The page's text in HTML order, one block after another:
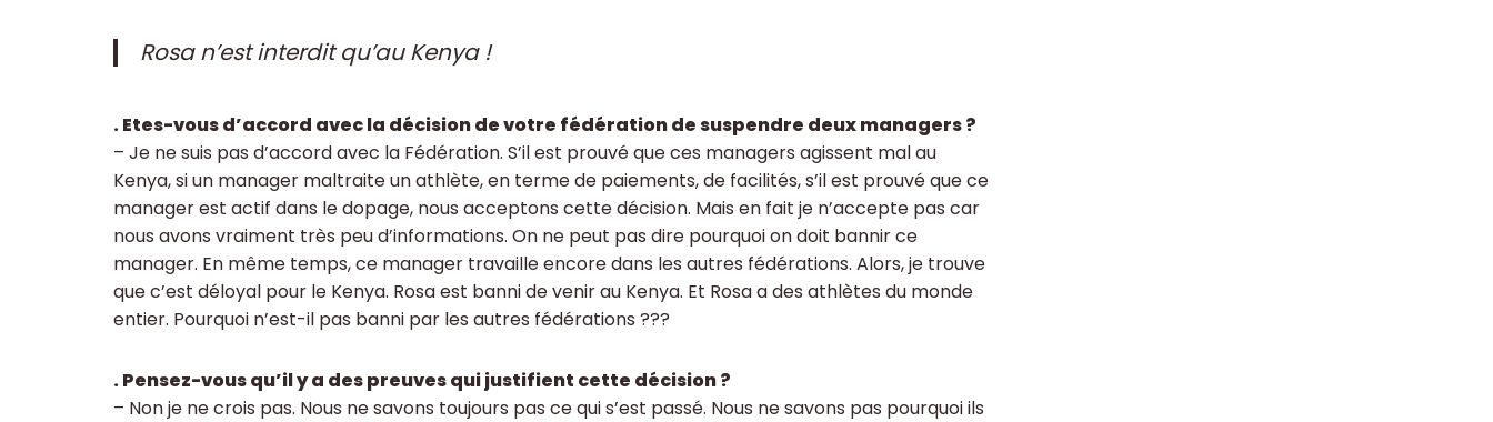
Rosa n’est interdit qu’au Kenya !
. Etes-vous d’accord avec la décision de votre fédération de suspendre deux managers ?
– Je ne suis pas d’accord avec la Fédération. S’il est prouvé que ces managers agissent mal au
Kenya, si un manager maltraite un athlète, en terme de paiements, de facilités, s’il est prouvé que ce
manager est actif dans le dopage, nous acceptons cette décision. Mais en fait je n’accepte pas car
nous avons vraiment très peu d’informations. On ne peut pas dire pourquoi on doit bannir ce
manager. En même temps, ce manager travaille encore dans les autres fédérations. Alors, je trouve
que c’est déloyal pour le Kenya. Rosa est banni de venir au Kenya. Et Rosa a des athlètes du monde
entier. Pourquoi n’est-il pas banni par les autres fédérations ???
. Pensez-vous qu’il y a des preuves qui justifient cette décision ?
– Non je ne crois pas. Nous ne savons toujours pas ce qui s’est passé. Nous ne savons pas pourquoi ils